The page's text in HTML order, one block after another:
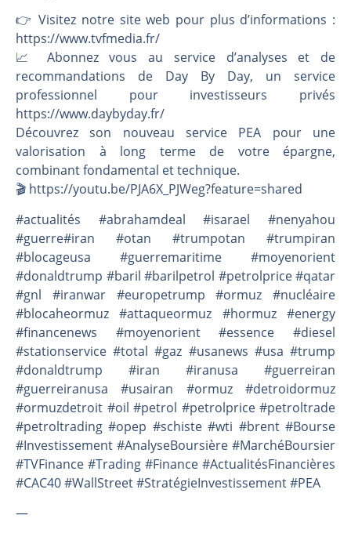
👉️ Visitez notre site web pour plus d’informations :
https://www.tvfmedia.fr/
📈 Abonnez vous au service d’analyses et de
recommandations de Day By Day, un service
professionnel pour investisseurs privés
https://www.daybyday.fr/
Découvrez son nouveau service PEA pour une
valorisation à long terme de votre épargne,
combinant fondamental et technique.
🎬️ https://youtu.be/PJA6X_PJWeg?feature=shared
#actualités #abrahamdeal #isarael #nenyahou
#guerre#iran #otan #trumpotan #trumpiran
#blocageusa #guerremaritime #moyenorient
#donaldtrump #baril #barilpetrol #petrolprice #qatar
#gnl #iranwar #europetrump #ormuz #nucléaire
#blocaheormuz #attaqueormuz #hormuz #energy
#financenews #moyenorient #essence #diesel
#stationservice #total #gaz #usanews #usa #trump
#donaldtrump #iran #iranusa #guerreiran
#guerreiranusa #usairan #ormuz #detroidormuz
#ormuzdetroit #oil #petrol #petrolprice #petroltrade
#petroltrading #opep #schiste #wti #brent #Bourse
#Investissement #AnalyseBoursière #MarchéBoursier
#TVFinance #Trading #Finance #ActualitésFinancières
#CAC40 #WallStreet #StratégieInvestissement #PEA
—